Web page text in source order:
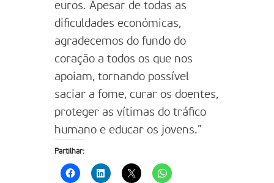
euros. Apesar de todas as
dificuldades económicas,
agradecemos do fundo do
coração a todos os que nos
apoiam, tornando possível
saciar a fome, curar os doentes,
proteger as vítimas do tráfico
humano e educar os jovens.”
Partilhar: